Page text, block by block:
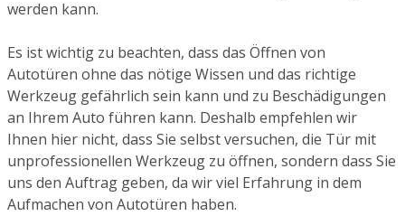
werden kann.
Es ist wichtig zu beachten, dass das Öffnen von
Autotüren ohne das nötige Wissen und das richtige
Werkzeug gefährlich sein kann und zu Beschädigungen
an Ihrem Auto führen kann. Deshalb empfehlen wir
Ihnen hier nicht, dass Sie selbst versuchen, die Tür mit
unprofessionellen Werkzeug zu öffnen, sondern dass Sie
uns den Auftrag geben, da wir viel Erfahrung in dem
Aufmachen von Autotüren haben.